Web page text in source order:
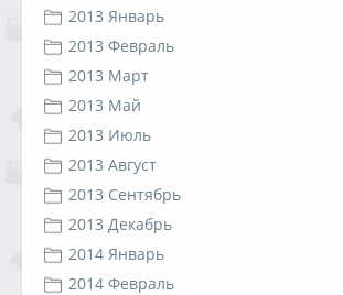
2013 Январь
2013 Февраль
2013 Март
2013 Май
2013 Июль
2013 Август
2013 Сентябрь
2013 Декабрь
2014 Январь
2014 Февраль